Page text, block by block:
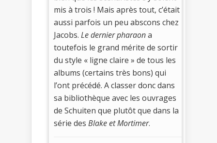
mis à trois ! Mais après tout, c’était
aussi parfois un peu abscons chez
Jacobs. Le dernier pharaona
toutefois le grand mérite de sortir
du style « ligne claire » de tous les
albums (certains très bons) qui
l’ont précédé. A classer donc dans
sa bibliothèque avec les ouvrages
de Schuiten que plutôt que dans la
série des Blake et Mortimer.